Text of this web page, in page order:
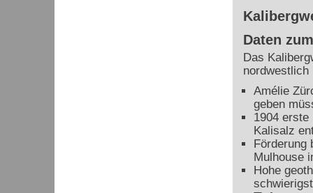
Daten
Das
nordwestlich
Amélie
geben
1904 erste
Kalisalz
Förderung
Mulhouse
Hohe